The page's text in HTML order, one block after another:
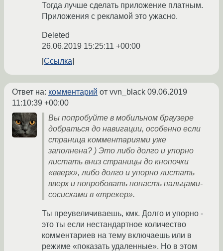
Тогда лучше сделать приложение платным.
Приложения с рекламой это ужасно.
Deleted
26.06.2019 15:25:11 +00:00
Ссылка
Ответ на: комментарий от vvn_black 09.06.2019
11:10:39 +00:00
Вы попробуйте в мобильном браузере
добраться до навигации, особенно если
страница комментариями уже
заполнена? ) Это либо долго и упорно
листать вниз страницы до кнопочки
«вверх», либо долго и упорно листать
вверх и попробовать попасть пальцами-
сосисками в «трекер».
Ты преувеличиваешь, кмк. Долго и упорно -
это ты если нестандартное количество
комментариев на тему включаешь или в
режиме «показать удаленные». Но в этом